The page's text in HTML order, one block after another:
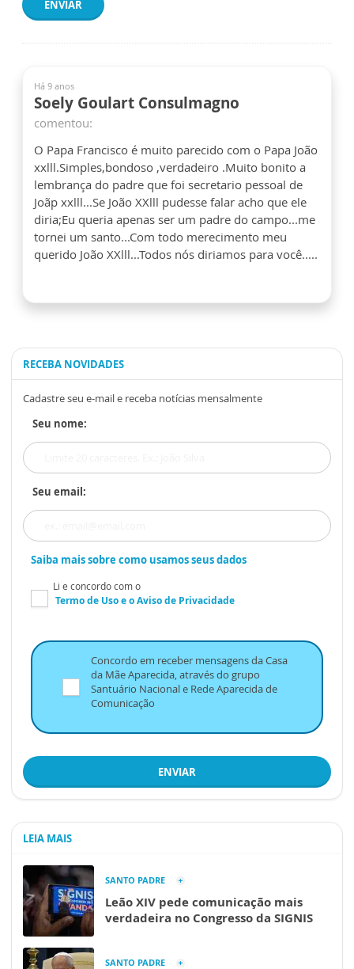
ENVIAR
Há 9 anos
Soely Goulart Consulmagno
comentou:
O Papa Francisco é muito parecido com o Papa João
xxlll.Simples,bondoso ,verdadeiro .Muito bonito a
lembrança do padre que foi secretario pessoal de
Joãp xxlll...Se João XXlll pudesse falar acho que ele
diria;Eu queria apenas ser um padre do campo...me
tornei um santo...Com todo merecimento meu
querido João XXlll...Todos nós diriamos para você.....
RECEBA NOVIDADES
Cadastre seu e-mail e receba notícias mensalmente
Seu nome:
Seu email:
Saiba mais sobre como usamos seus dados
Li e concordo com o
Termo de Usoe oAviso de Privacidade
Concordo em receber mensagens da Casa
da Mãe Aparecida, através do grupo
Santuário Nacional e Rede Aparecida de
Comunicação
ENVIAR
LEIA MAIS
SANTO PADRE
Leão XIV pede comunicação mais
verdadeira no Congresso da SIGNIS
SANTO PADRE